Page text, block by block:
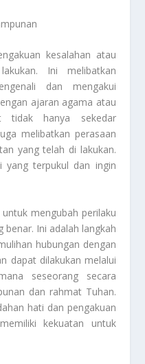
kesalahan atau
Ini melibatkan
dan mengakui
ajaran agama atau
tidak hanya sekedar
melibatkan perasaan
yang telah di lakukan.
yang terpukul dan ingin
mengubah perilaku
benar. Ini adalah langkah
hubungan dengan
dapat dilakukan melalui
seseorang secara
dan rahmat Tuhan.
hati dan pengakuan
kekuatan untuk